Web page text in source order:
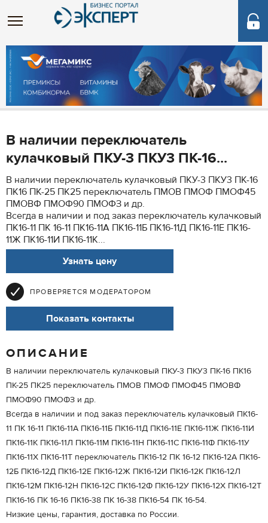
В наличии переключатель
кулачковый ПКУ-3 ПКУ3 ПК-16...
В наличии переключатель кулачковый ПКУ-3 ПКУ3 ПК-16
ПК16 ПК-25 ПК25 переключатель ПМОВ ПМОФ ПМОФ45
ПМОВФ ПМОФ90 ПМОФЗ и др.
Всегда в наличии и под заказ переключатель кулачковый
ПК16-11 ПК 16-11 ПК16-11А ПК16-11Б ПК16-11Д ПК16-11Е ПК16-
11Ж ПК16-11И ПК16-11К...
Узнать цену
ПРОВЕРЯЕТСЯ МОДЕРАТОРОМ
Показать контакты
ОПИСАНИЕ
В наличии переключатель кулачковый ПКУ-3 ПКУ3 ПК-16 ПК16
ПК-25 ПК25 переключатель ПМОВ ПМОФ ПМОФ45 ПМОВФ
ПМОФ90 ПМОФЗ и др.
Всегда в наличии и под заказ переключатель кулачковый ПК16-
11 ПК 16-11 ПК16-11А ПК16-11Б ПК16-11Д ПК16-11Е ПК16-11Ж ПК16-11И
ПК16-11К ПК16-11Л ПК16-11М ПК16-11Н ПК16-11С ПК16-11Ф ПК16-11У
ПК16-11Х ПК16-11Т переключатель ПК16-12 ПК 16-12 ПК16-12А ПК16-
12Б ПК16-12Д ПК16-12Е ПК16-12Ж ПК16-12И ПК16-12К ПК16-12Л
ПК16-12М ПК16-12Н ПК16-12С ПК16-12Ф ПК16-12У ПК16-12Х ПК16-12Т
ПК16-16 ПК 16-16 ПК16-38 ПК 16-38 ПК16-54 ПК 16-54.
Низкие цены, гарантия, доставка по России.